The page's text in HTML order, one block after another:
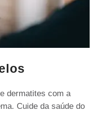
dermatites com a
Cuide da saúde do